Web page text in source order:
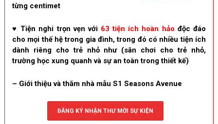
từng centimet
♥ Tiện nghi trọn vẹn với 63 tiện ích hoàn hảo độc đáo
cho mọi thế hệ trong gia đình, trong đó có nhiều tiện ích
dành riêng cho trẻ nhỏ như (sân chơi cho trẻ nhỏ,
trường học xung quanh và sự an toàn trong thiết kế)
– Giới thiệu và thăm nhà mẫu S1 Seasons Avenue
ĐĂNG KÝ NHẬN THƯ MỜI SỰ KIỆN